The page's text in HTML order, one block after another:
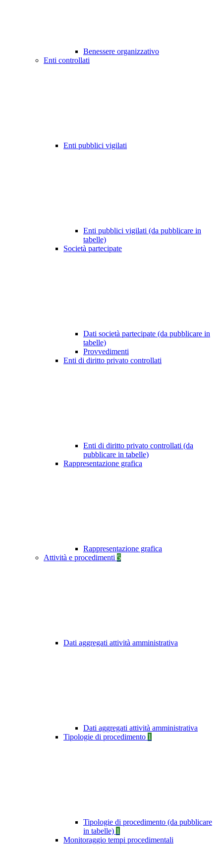
Benessere organizzativo
Enti controllati
Enti pubblici vigilati
Enti pubblici vigilati (da pubblicare in
tabelle)
Società partecipate
Dati società partecipate (da pubblicare in
tabelle)
Provvedimenti
Enti di diritto privato controllati
Enti di diritto privato controllati (da
pubblicare in tabelle)
Rappresentazione grafica
Rappresentazione grafica
Attività e procedimenti 5
Dati aggregati attività amministrativa
Dati aggregati attività amministrativa
Tipologie di procedimento 1
Tipologie di procedimento (da pubblicare
in tabelle) 1
Monitoraggio tempi procedimentali